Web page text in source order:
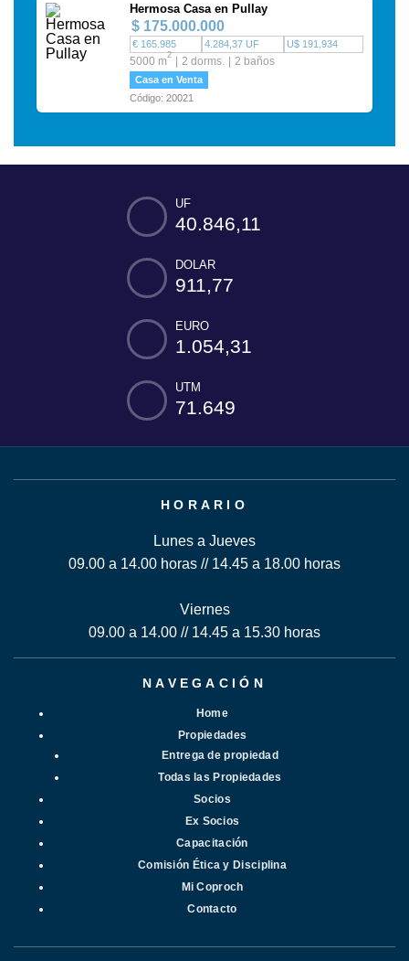
Hermosa Casa en Pullay
$ 175.000.000
€ 165.985 4.284,37 UF U$ 191.934
5000 m2 2 dorms. 2 baños
Casa en Venta
Código: 20021
UF
40.846,11
DOLAR
911,77
EURO
1.054,31
UTM
71.649
HORARIO
Lunes a Jueves
09.00 a 14.00 horas // 14.45 a 18.00 horas
Viernes
09.00 a 14.00 // 14.45 a 15.30 horas
NAVEGACIÓN
Home
Propiedades
Entrega de propiedad
Todas las Propiedades
Socios
Ex Socios
Capacitación
Comisión Ética y Disciplina
Mi Coproch
Contacto